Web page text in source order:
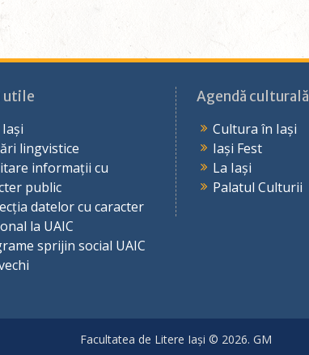
utile
lingvistice
informații cu
public
datelor cu caracter
la UAIC
sprijin social UAIC
Agendă culturală
Cultura în Iași
Iași Fest
La Iași
Palatul Culturii
Facultatea de Litere Iași © 2026. GM